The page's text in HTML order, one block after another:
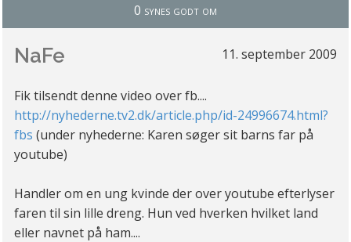
0 synes godt om
11. september 2009
NaFe
Fik tilsendt denne video over fb....
http://nyhederne.tv2.dk/article.php/id-24996674.html?
fbs (under nyhederne: Karen søger sit barns far på
youtube)
Handler om en ung kvinde der over youtube efterlyser
faren til sin lille dreng. Hun ved hverken hvilket land
eller navnet på ham....